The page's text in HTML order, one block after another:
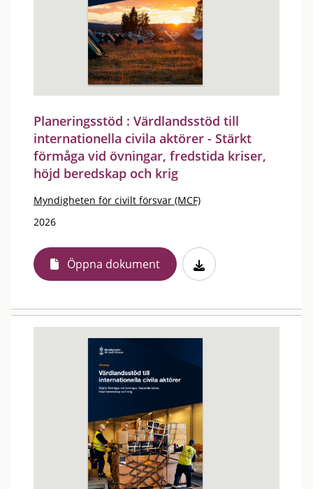
Planeringsstöd : Värdlandsstöd till
internationella civila aktörer - Stärkt
förmåga vid övningar, fredstida kriser,
höjd beredskap och krig
Myndigheten för civilt försvar (MCF)
2026
Öppna dokument